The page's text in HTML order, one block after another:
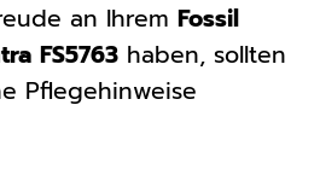
an Ihrem Fossil
FS5763 haben, sollten
Pflegehinweise